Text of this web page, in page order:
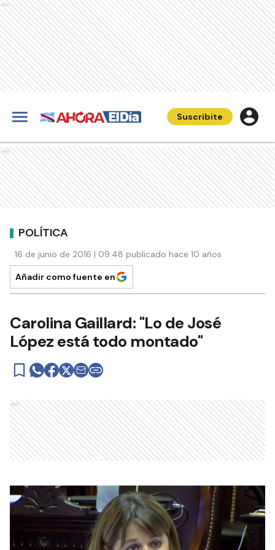
Ads
Suscribite
Ads
POLÍTICA
16 de junio de 2016 | 09:48 publicado hace 10 años
Añadir como fuente en
Carolina Gaillard: "Lo de José
López está todo montado"
Ads